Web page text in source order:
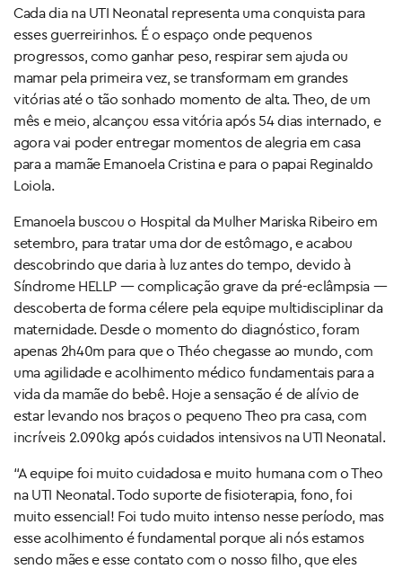
Cada dia na UTI Neonatal representa uma conquista para
esses guerreirinhos. É o espaço onde pequenos
progressos, como ganhar peso, respirar sem ajuda ou
mamar pela primeira vez, se transformam em grandes
vitórias até o tão sonhado momento de alta. Theo, de um
mês e meio, alcançou essa vitória após 54 dias internado, e
agora vai poder entregar momentos de alegria em casa
para a mamãe Emanoela Cristina e para o papai Reginaldo
Loiola.
Emanoela buscou o Hospital da Mulher Mariska Ribeiro em
setembro, para tratar uma dor de estômago, e acabou
descobrindo que daria à luz antes do tempo, devido à
Síndrome HELLP — complicação grave da pré-eclâmpsia —
descoberta de forma célere pela equipe multidisciplinar da
maternidade. Desde o momento do diagnóstico, foram
apenas 2h40m para que o Théo chegasse ao mundo, com
uma agilidade e acolhimento médico fundamentais para a
vida da mamãe do bebê. Hoje a sensação é de alívio de
estar levando nos braços o pequeno Theo pra casa, com
incríveis 2.090kg após cuidados intensivos na UTI Neonatal.
“A equipe foi muito cuidadosa e muito humana com o Theo
na UTI Neonatal. Todo suporte de fisioterapia, fono, foi
muito essencial! Foi tudo muito intenso nesse período, mas
esse acolhimento é fundamental porque ali nós estamos
sendo mães e esse contato com o nosso filho, que eles